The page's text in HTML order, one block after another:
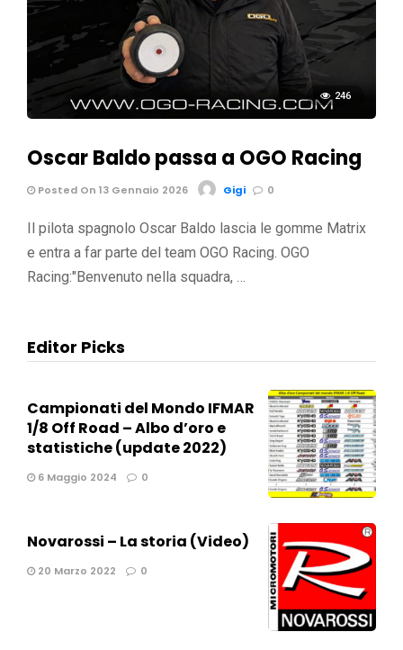
246
Oscar Baldo passa a OGO Racing
Posted On 13 Gennaio 2026 Gigi 0
Il pilota spagnolo Oscar Baldo lascia le gomme Matrix
e entra a far parte del team OGO Racing. OGO
Racing:"Benvenuto nella squadra, …
Editor Picks
Campionati del Mondo IFMAR
1/8 Off Road – Albo d’oro e
statistiche (update 2022)
6 Maggio 2024 0
Novarossi – La storia (Video)
20 Marzo 2022 0